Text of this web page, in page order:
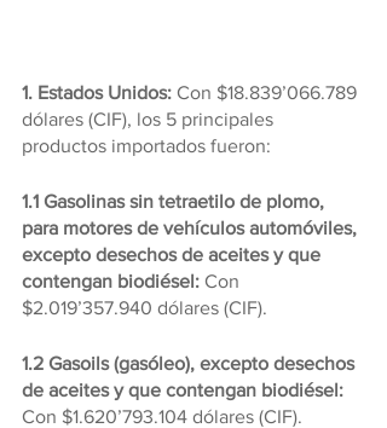
1. Estados Unidos: Con $18.839’066.789
dólares (CIF), los 5 principales
productos importados fueron:
1.1 Gasolinas sin tetraetilo de plomo,
para motores de vehículos automóviles,
excepto desechos de aceites y que
contengan biodiésel: Con
$2.019’357.940 dólares (CIF).
1.2 Gasoils (gasóleo), excepto desechos
de aceites y que contengan biodiésel:
Con $1.620’793.104 dólares (CIF).